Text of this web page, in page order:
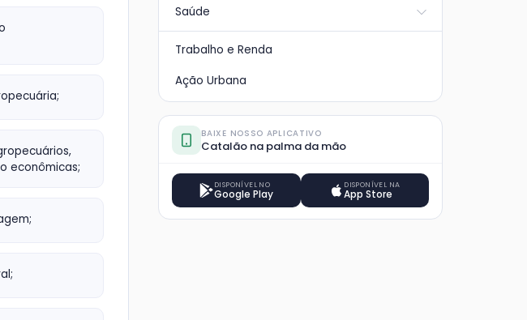
econômicas;
Saúde
Trabalho e Renda
Ação Urbana
BAIXE NOSSO APLICATIVO
Catalão na palma da mão
DISPONÍVEL NO
Google Play
DISPONÍVEL NA
App Store